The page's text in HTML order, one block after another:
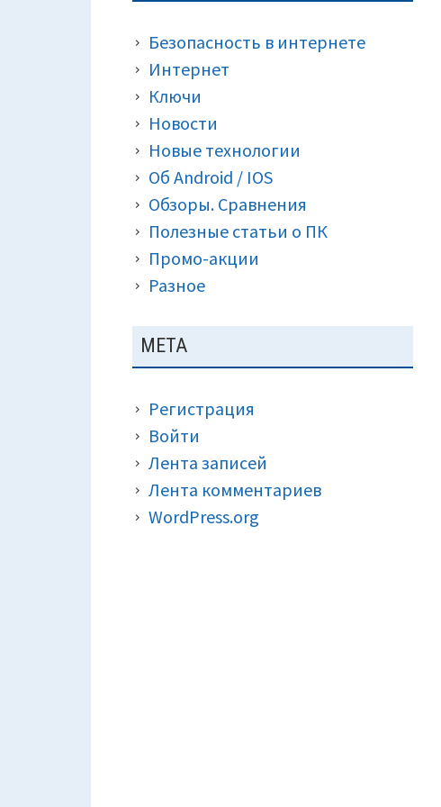
КРОШКИ)
ПАНЕЛЬ
Безопасность в интернете
Интернет
Ключи
Новости
Новые технологии
Об Android / IOS
Обзоры. Сравнения
Полезные статьи о ПК
Промо-акции
Разное
МЕТА
Регистрация
Войти
Лента записей
Лента комментариев
WordPress.org